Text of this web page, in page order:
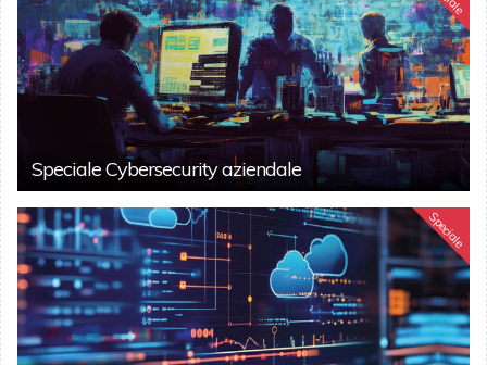
Speciale Cybersecurity aziendale
Speciale